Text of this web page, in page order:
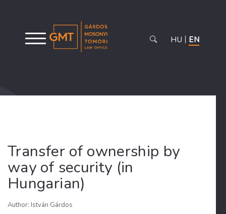
HU EN
Transfer of ownership by
way of security (in
Hungarian)
Author: István Gárdos